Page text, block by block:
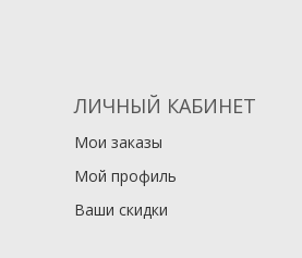
ЛИЧНЫЙ КАБИНЕТ
Мои заказы
Мой профиль
Ваши скидки